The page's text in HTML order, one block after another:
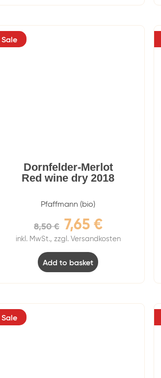
Sale
Dornfelder-Merlot
Red wine dry 2018
Pfaffmann (bio)
8,50€ 7,65 €
inkl. MwSt., zzgl. Versandkosten
Add to basket
Sale